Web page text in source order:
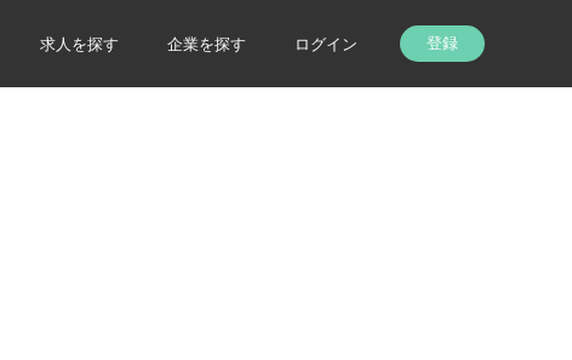
求人を探す 企業を探す ログイン 登録